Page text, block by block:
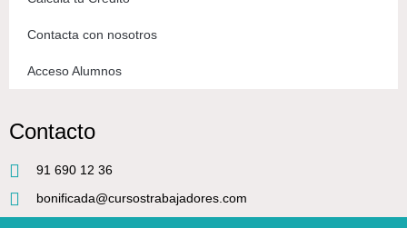
Contacta con nosotros
Acceso Alumnos
Contacto
91 690 12 36
bonificada@cursostrabajadores.com